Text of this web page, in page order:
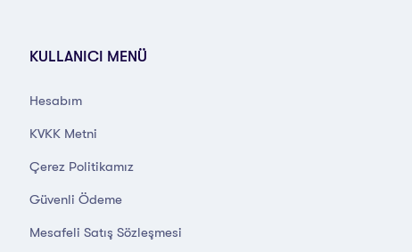
KULLANICI MENÜ
Hesabım
KVKK Metni
Çerez Politikamız
Güvenli Ödeme
Mesafeli Satış Sözleşmesi